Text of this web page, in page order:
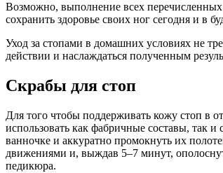
Возможно, выполнение всех перечисленных
сохранить здоровье своих ног сегодня и в
Уход за стопами в домашних условиях не
действии и наслаждаться полученным
Скрабы для стоп
Для того чтобы поддерживать кожу стоп в
использовать как фабричные составы, так
ванночке и аккуратно промокнуть их
движениями и, выждав 5–7 минут,
педикюра.